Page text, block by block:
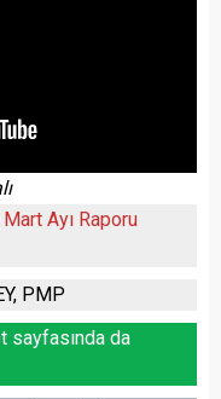
Ayı Raporu
PMP
sayfasında da